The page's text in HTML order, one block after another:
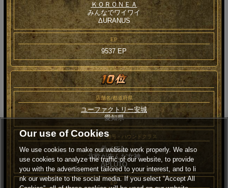
ＫＯＲＯＮＥＡ
みんなでワイワイ
ΔURANUS
EP
9537 EP
店舗名/都道府県
ユーファクトリー安城
愛知県
プレーヤー名・称号・ハウンドクラス
ティエン
北欧が生んだ女神
ΔPLUTO
EP
Our use of Cookies
We use cookies to make our website work properly. We also
use cookies to analyze the traffic of our website, to provide
you with the advertisement tailored to your interest, and to li
nk our website to the social media. If you select “Accept All